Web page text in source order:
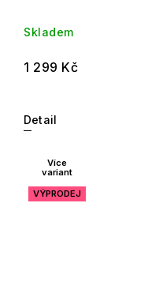
Skladem
1 299 Kč
Detail
Více
variant
VÝPRODEJ